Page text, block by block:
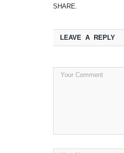
SHARE.
LEAVE A REPLY